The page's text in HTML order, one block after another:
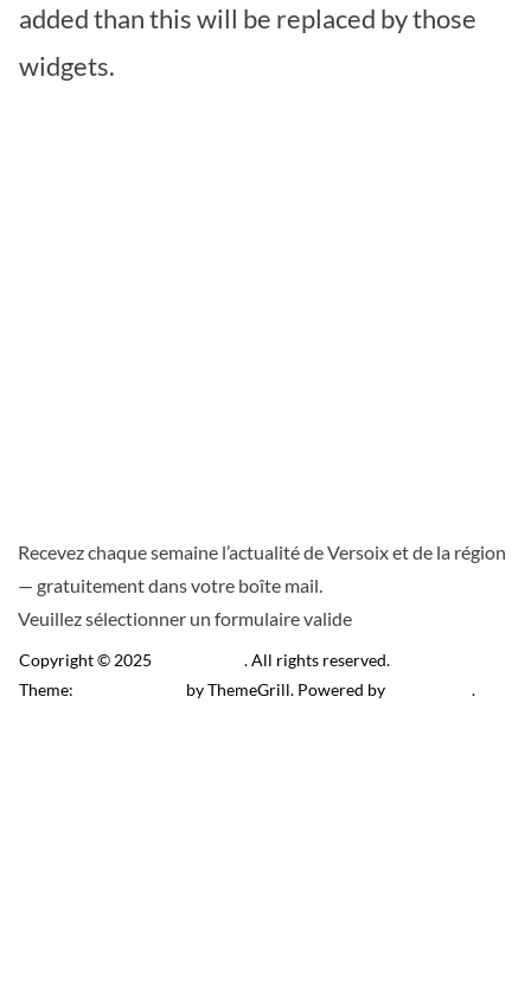
added than this will be replaced by those
widgets.
Recevez chaque semaine l’actualité de Versoix et de la région
— gratuitement dans votre boîte mail.
Veuillez sélectionner un formulaire valide
Copyright © 2025
. All rights reserved.
Theme:
by ThemeGrill. Powered by .